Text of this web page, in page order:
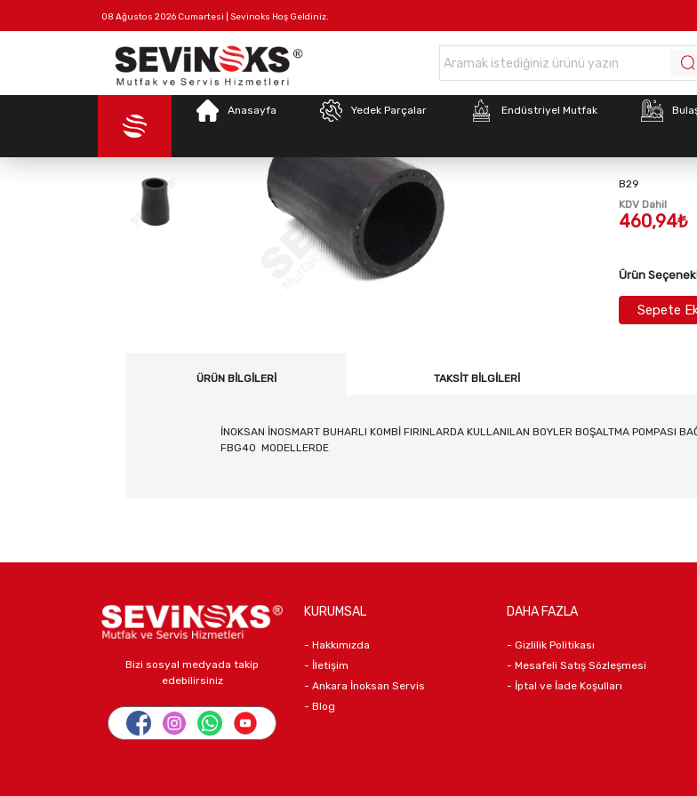
08 Ağustos 2026 Cumartesi | Sevinoks Hoş Geldiniz.
Tüm
Hakkımızdaİletişim
Anasayfa
Yedek Parçalar Endüstriyel Mutfak
Stok Kodu:
İnoksan
B29
KDV Dahil
460,94₺
Ürün
Sepete
ÜRÜN BILGILERI TAKSIT BILGILERI
İNOKSAN İNOSMART BUHARLI KOMBİ FIRINLARDA KULLANILAN BOYLER BOŞALTMA POMPASI
FBG40 MODELLERDE
Bizi sosyal medyada takip
edebilirsiniz
KURUMSAL
- Hakkımızda
- İletişim
- Ankara İnoksan Servis
- Blog
DAHA FAZLA
- Gizlilik Politikası
- Mesafeli Satış Sözleşmesi
- İptal ve İade Koşulları